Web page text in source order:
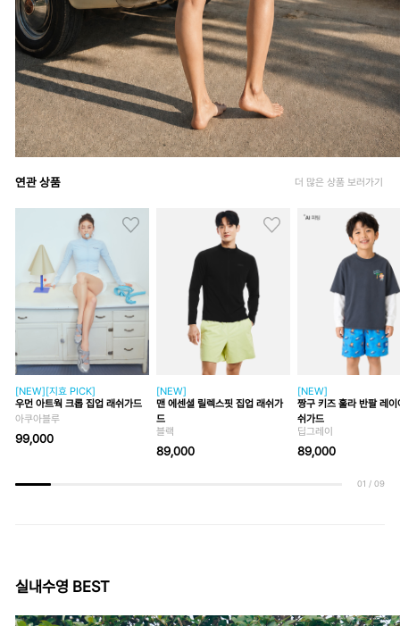
연관 상품 더 많은 상품 보러가기
[NEW][지효 PICK]
우먼 아트웍 크롭 집업 래쉬가드
아쿠아블루
99,000
[NEW]
맨 에센셜 릴렉스핏 집업 래쉬가
드
블랙
89,000
[NEW]
짱구 키즈 훌라 반팔 레이
쉬가드
딥그레이
89,000
01 / 09
실내수영 BEST